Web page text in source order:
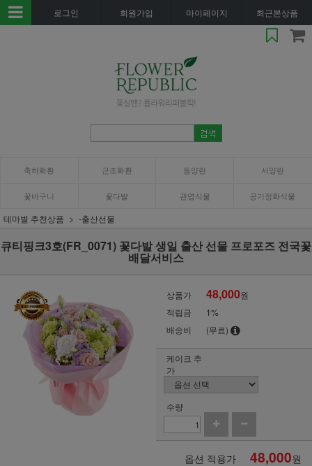
로그인 회원가입 마이페이지 최근본상품
축하화환 근조화환 동양란 서양란
꽃바구니 꽃다발 관엽식물 공기정화식물
테마별 추천상품 -출산선물
큐티핑크3호(FR_0071) 꽃다발 생일 출산 선물 프로포즈 전국꽃
배달서비스
상품가 48,000원
적립금
1%
배송비
(무료)
케이크 추
가
수량
옵션 적용가 48,000원